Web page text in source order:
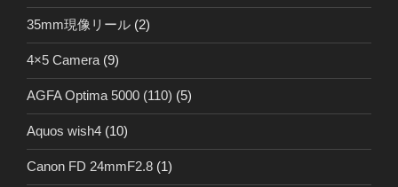
35mm現像リール (2)
4×5 Camera(9)
AGFA Optima 5000 (110) (5)
Aquos wish4 (10)
Canon FD 24mmF2.8 (1)